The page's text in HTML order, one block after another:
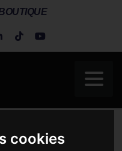
cookies
Dragonnes
ST AMAND. Y croire